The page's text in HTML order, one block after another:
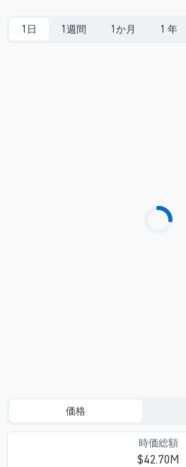
1日 1週間 1か月 1 年
価格
時価総額
$42.70M